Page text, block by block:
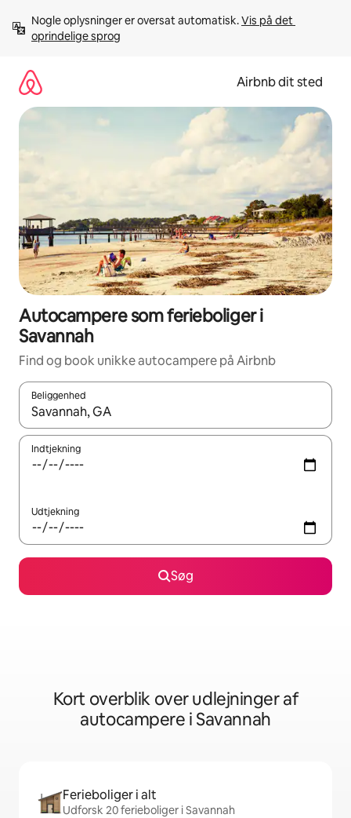
videre
Nogle oplysninger er oversat automatisk. Vis på det
oprindelige sprog
Airbnb dit sted
Autocampere som ferieboliger i
Savannah
Find og book unikke autocampere på Airbnb
Beliggenhed
Når resultaterne er tilgængelige, skal du navigere med
Indtjekning
Udtjekning
Søg
Kort overblik over udlejninger af
autocampere i Savannah
Ferieboliger i alt
Udforsk 20 ferieboliger i Savannah